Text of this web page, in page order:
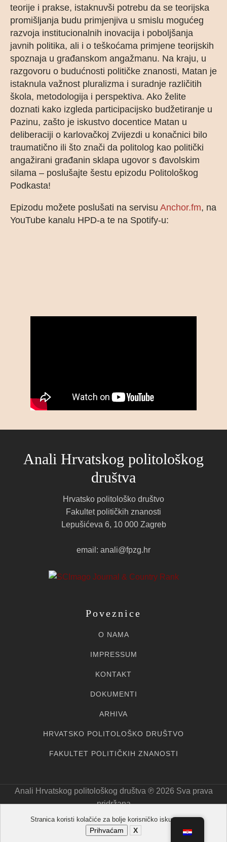
teorije i prakse, istaknuvši potrebu da se teorijska
promišljanja budu primjenjiva u smislu mogućeg
razvoja institucionalnih inovacija i poboljšanja
javnih politika, ali i o teškoćama primjene teorijskih
spoznaja u građanskom angažmanu. Na kraju, u
razgovoru o budućnosti političke znanosti, Matan je
istaknula važnost pluralizma i suradnje različitih
škola, metodologija i perspektiva. Ako želite
doznati kako izgleda participacijsko budžetiranje u
Pazinu, zašto je iskustvo docentice Matan u
deliberaciji o karlovačkoj Zvijezdi u konačnici bilo
traumatično ili što znači da politolog kao politički
angažirani građanin sklapa ugovor s đavolskim
silama – poslušajte šestu epizodu Politološkog
Podkasta!
Epizodu možete poslušati na servisu Anchor.fm, na
YouTube kanalu HPD-a te na Spotify-u:
Anali Hrvatskog politološkog
društva
Hrvatsko politološko društvo
Fakultet političkih znanosti
Lepušićeva 6, 10 000 Zagreb
email: anali@fpzg.hr
Poveznice
O NAMA
IMPRESSUM
KONTAKT
DOKUMENTI
ARHIVA
HRVATSKO POLITOLOŠKO DRUŠTVO
FAKULTET POLITIČKIH ZNANOSTI
Anali Hrvatskog politološkog društva ℗ 2026 Sva prava
pridržana
Stranica koristi kolačiće za bolje korisničko iskustvo.
Prihvaćam X